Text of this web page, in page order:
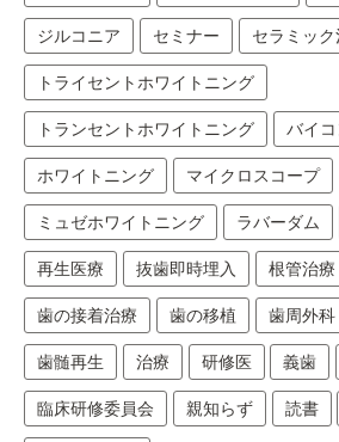
ジルコニア セミナー セラミック
トライセントホワイトニング
トランセントホワイトニング バイコ
ホワイトニング マイクロスコープ
ミュゼホワイトニング ラバーダム
再生医療 抜歯即時埋入 根管治療
歯の接着治療 歯の移植 歯周外科
歯髄再生 治療 研修医 義歯
臨床研修委員会 親知らず 読書